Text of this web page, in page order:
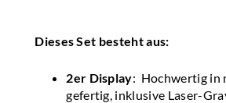
Dieses Set besteht aus:
2er Display: Hochwertig in
gefertig, inklusive Laser-